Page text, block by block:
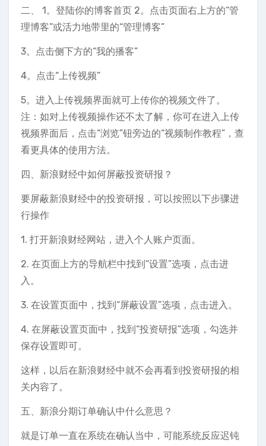
二、 1。登陆你的博客首页 2。点击页面右上方的“管
理博客”或活力地带里的“管理博客”
3。点击侧下方的“我的播客”
4。点击“上传视频”
5。进入上传视频界面就可上传你的视频文件了。
注：如对上传视频操作还不太了解，你可在进入上传
视频界面后，点击“浏览”钮旁边的“视频制作教程”，查
看更具体的使用方法。
四、新浪财经中如何屏蔽投资研报？
要屏蔽新浪财经中的投资研报，可以按照以下步骤进
行操作
1. 打开新浪财经网站，进入个人账户页面。
2. 在页面上方的导航栏中找到“设置”选项，点击进
入。
3. 在设置页面中，找到“屏蔽设置”选项，点击进入。
4. 在屏蔽设置页面中，找到“投资研报”选项，勾选并
保存设置即可。
这样，以后在新浪财经中就不会再看到投资研报的相
关内容了。
五、新浪分期订单确认中什么意思？
就是订单一直在系统在确认当中，可能系统反应迟钝